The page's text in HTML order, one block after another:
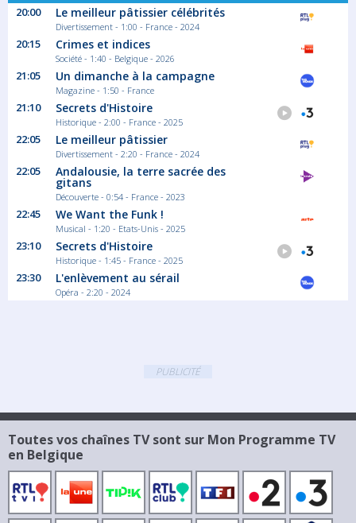
20:00 Le meilleur pâtissier célébrités
Divertissement - 1:00 - France - 2024
20:15 Crimes et indices
Société - 1:40 - Belgique - 2026
21:05 Un dimanche à la campagne
Magazine - 1:50 - France
21:10 Secrets d'Histoire
Historique - 2:00 - France - 2025
22:05 Le meilleur pâtissier
Divertissement - 2:20 - France - 2024
22:05 Andalousie, la terre sacrée des
gitans
Découverte - 0:54 - France - 2023
22:45 We Want the Funk !
Musical - 1:20 - Etats-Unis - 2025
23:10 Secrets d'Histoire
Historique - 1:45 - France - 2025
23:30 L'enlèvement au sérail
Opéra - 2:20 - 2024
PUBLICITÉ
Toutes vos chaînes TV sont sur Mon Programme TV
en Belgique